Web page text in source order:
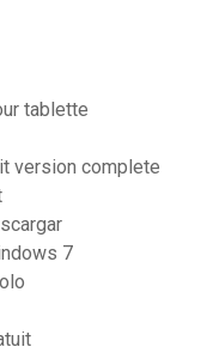
tablette
version complete
7